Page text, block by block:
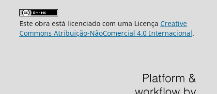
Este obra está licenciado com uma Licença Creative
Commons Atribuição-NãoComercial 4.0 Internacional.